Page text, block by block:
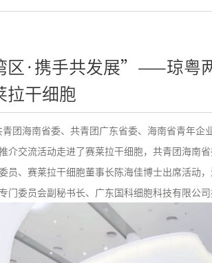
区·携手共发展”——琼粤
拉干细胞
团海南省委、共青团广东省委、海南省青年企
介交流活动走进了赛莱拉干细胞，共青团海南
员、赛莱拉干细胞董事长陈海佳博士出席活动
门委员会副秘书长、广东国科细胞科技有限公司